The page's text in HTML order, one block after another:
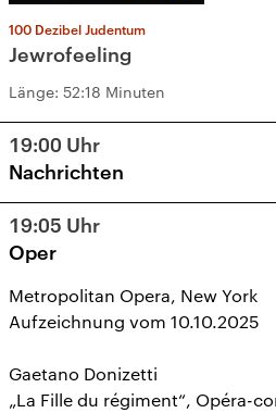
100 Dezibel Judentum
Jewrofeeling
Länge: 52:18 Minuten
19:00 Uhr
Nachrichten
19:05 Uhr
Oper
Metropolitan Opera, New York
Aufzeichnung vom 10.10.2025
Gaetano Donizetti
„La Fille du régiment“, Opéra-